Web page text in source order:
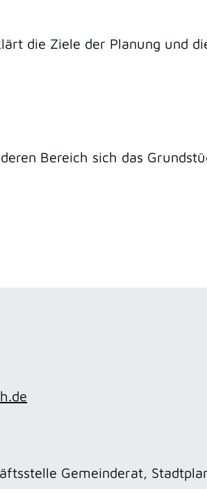
die Ziele der Planung und
Bereich sich das
Gemeinderat,